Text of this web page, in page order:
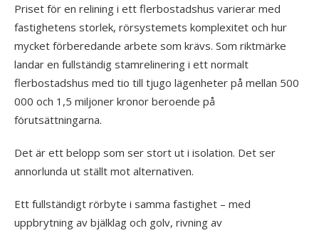
Priset för en relining i ett flerbostadshus varierar med
fastighetens storlek, rörsystemets komplexitet och hur
mycket förberedande arbete som krävs. Som riktmärke
landar en fullständig stamrelinering i ett normalt
flerbostadshus med tio till tjugo lägenheter på mellan 500
000 och 1,5 miljoner kronor beroende på
förutsättningarna.
Det är ett belopp som ser stort ut i isolation. Det ser
annorlunda ut ställt mot alternativen.
Ett fullständigt rörbyte i samma fastighet – med
uppbrytning av bjälklag och golv, rivning av